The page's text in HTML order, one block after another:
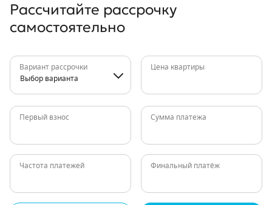
Рассчитайте рассрочку
самостоятельно
Вариант рассрочки
Выбор варианта
Цена квартиры
Первый взнос Сумма платежа
Частота платежей Финальный платёж